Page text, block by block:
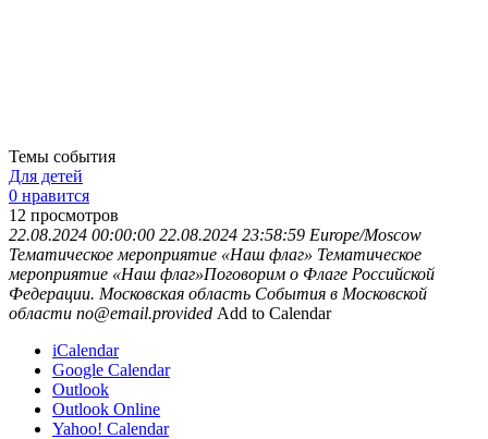
Темы события
Для детей
0 нравится
12 просмотров
22.08.2024 00:00:00 22.08.2024 23:58:59 Europe/Moscow
Тематическое мероприятие «Наш флаг» Тематическое
мероприятие «Наш флаг»Поговорим о Флаге Российской
Федерации. Московская область События в Московской
области no@email.provided Add to Calendar
iCalendar
Google Calendar
Outlook
Outlook Online
Yahoo! Calendar